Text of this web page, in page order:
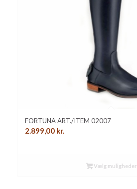
FORTUNA ART./ITEM 02007
2.899,00 kr.
Vælg muligheder